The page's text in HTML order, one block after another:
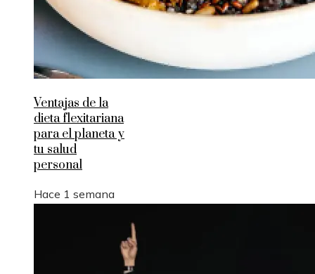
Ventajas de la
dieta flexitariana
para el planeta y
tu salud
personal
Hace 1 semana